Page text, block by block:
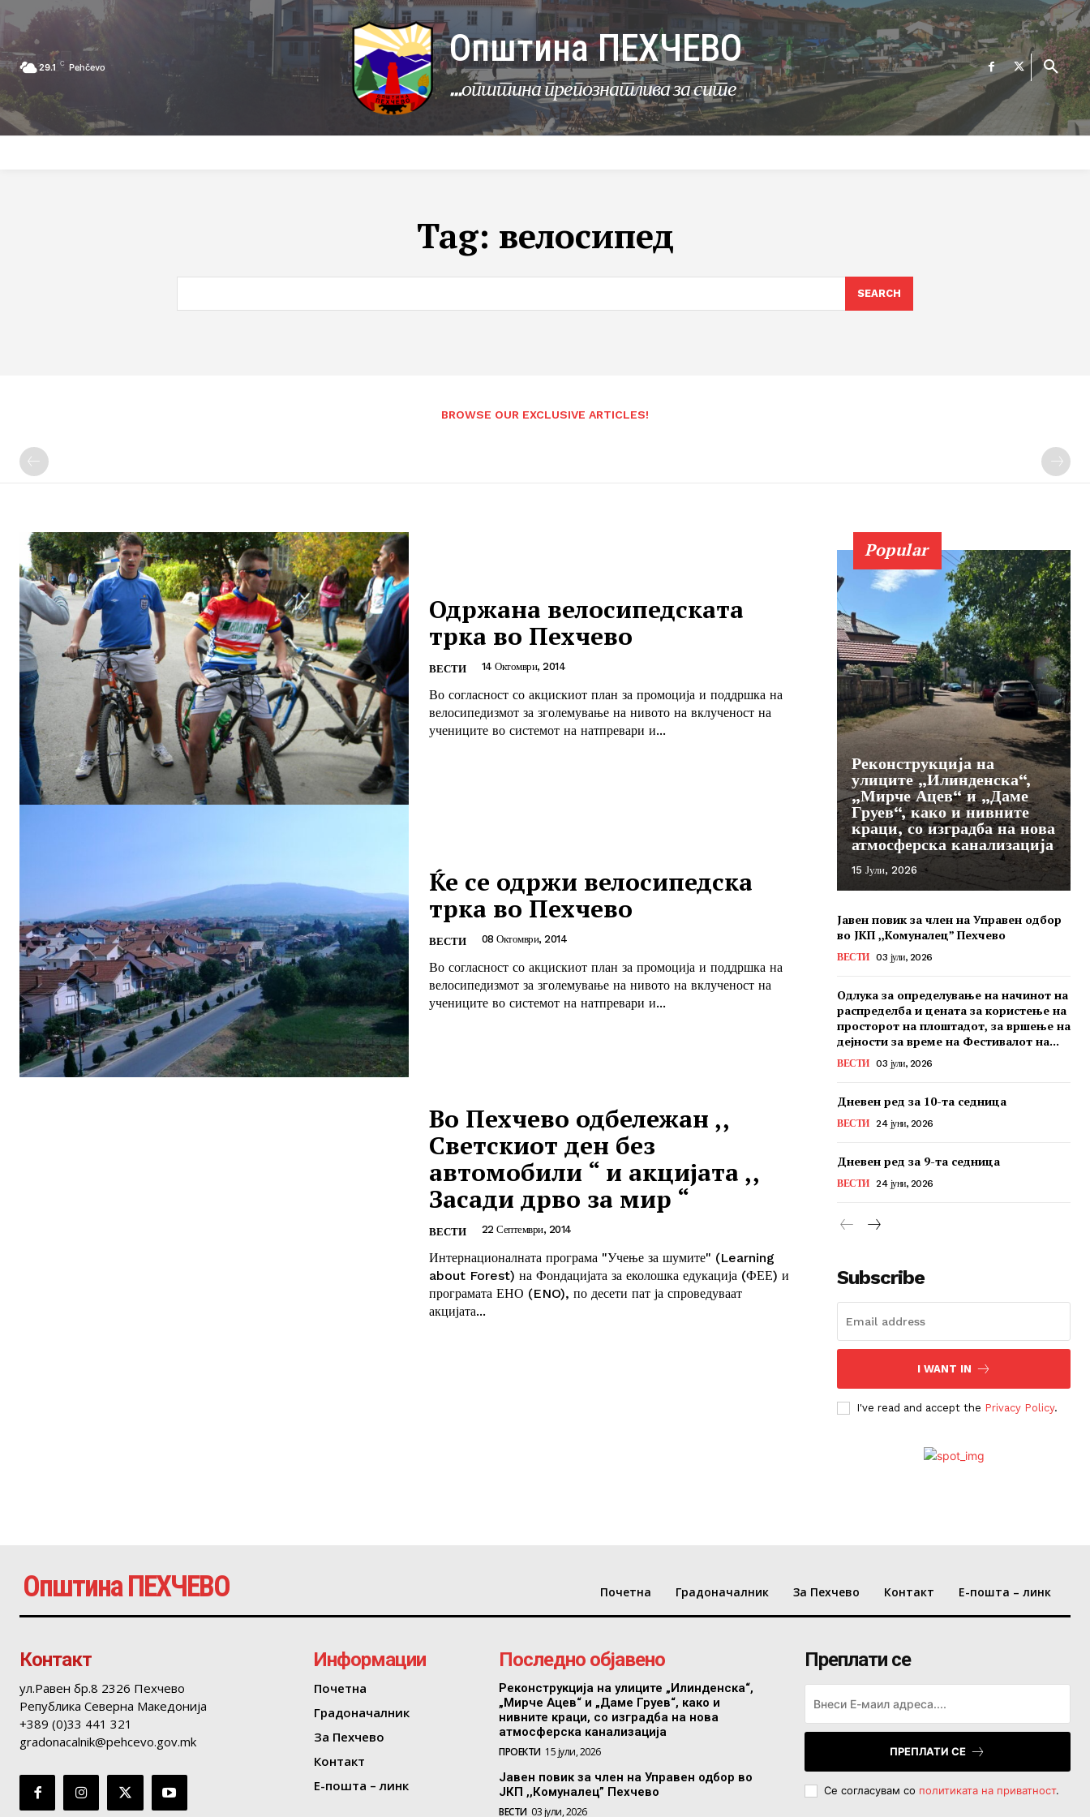
29.1 C Pehčevo Општина ПЕХЧЕВО
...општина препознатлива за сите
Tag: велосипед
SEARCH
BROWSE OUR EXCLUSIVE ARTICLES!
Одржана велосипедската
трка во Пехчево
ВЕСТИ 14 Октомври, 2014
Во согласност со акцискиот план за промоција и поддршка на
велосипедизмот за зголемување на нивото на вклученост на
учениците во системот на натпревари и...
Ќе се одржи велосипедска
трка во Пехчево
ВЕСТИ 08 Октомври, 2014
Во согласност со акцискиот план за промоција и поддршка на
велосипедизмот за зголемување на нивото на вклученост на
учениците во системот на натпревари и...
Во Пехчево одбележан ,,
Светскиот ден без
автомобили “ и акцијата ,,
Засади дрво за мир “
ВЕСТИ 22 Септември, 2014
Интернационалната програма "Учење за шумите" (Learning
about Forest) на Фондацијата за еколошка едукација (ФЕЕ) и
програмата ЕНО (ENO), по десети пат ја спроведуваат
акцијата...
Popular
Реконструкција на
улиците „Илинденска“,
„Мирче Ацев“ и „Даме
Груев“, како и нивните
краци, со изградба на нова
атмосферска канализација
15 Јули, 2026
Јавен повик за член на Управен одбор
во ЈКП ,,Комуналец” Пехчево
ВЕСТИ 03 јули, 2026
Одлука за определување на начинот на
распределба и цената за користење на
просторот на плоштадот, за вршење на
дејности за време на Фестивалот на...
ВЕСТИ 03 јули, 2026
Дневен ред за 10-та седница
ВЕСТИ 24 јуни, 2026
Дневен ред за 9-та седница
ВЕСТИ 24 јуни, 2026
Subscribe
I WANT IN
I've read and accept the Privacy Policy.
Општина ПЕХЧЕВО Почетна Градоначалник За Пехчево Контакт Е-пошта – линк
Контакт
ул.Равен бр.8 2326 Пехчево
Република Северна Македонија
+389 (0)33 441 321
gradonacalnik@pehcevo.gov.mk
Информации
Почетна
Градоначалник
За Пехчево
Контакт
Е-пошта – линк
Последно објавено
Реконструкција на улиците „Илинденска“,
„Мирче Ацев“ и „Даме Груев“, како и
нивните краци, со изградба на нова
атмосферска канализација
ПРОЕКТИ 15 јули, 2026
Јавен повик за член на Управен одбор во
ЈКП ,,Комуналец” Пехчево
ВЕСТИ 03 јули, 2026
Преплати се
ПРЕПЛАТИ СЕ
Се согласувам со политиката на приватност.